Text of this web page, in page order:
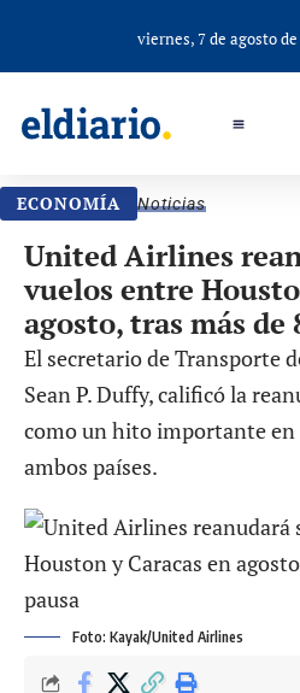
viernes, 7 de agosto de
ECONOMÍA Noticias
United Airlines
vuelos entre
agosto, tras más de
El secretario de Transporte
Sean P. Duffy, calificó la
como un hito importante en
ambos países.
Foto: Kayak/United Airlines